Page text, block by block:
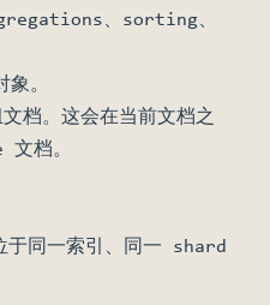
、sorting、
。
档。这会在当前文档之
档。
于同一索引、同一 shard